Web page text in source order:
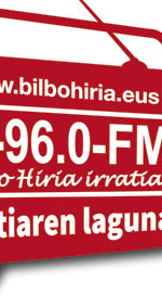
SOINUGELA: Paul
lan berriak
2026/07/03
MUSIBLA #297: Bide,
Tiga, Twisted Teens,
2026/07/02